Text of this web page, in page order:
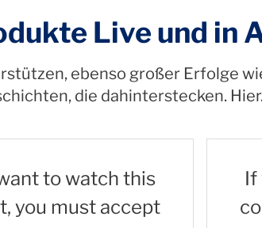
Live und in
ebenso großer Erfolge
die dahinterstecken. Hier.
to watch this
you must accept
If